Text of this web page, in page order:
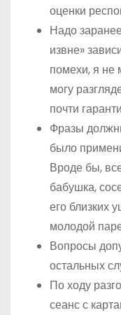
оценки
Надо
извне»
помехи, я не
могу
почти
Фразы
было
Вроде бы,
бабушка,
его близких
молодой
Вопросы
остальных
По ходу
сеанс с